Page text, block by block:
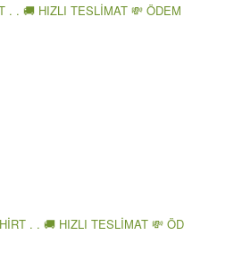
. . 🚚 HIZLI TESLİMAT 💸 ÖDEM
. . 🚚 HIZLI TESLİMAT 💸 ÖD